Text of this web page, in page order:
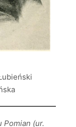
Pomian (ur.